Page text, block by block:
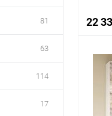
81
63
114
17
22